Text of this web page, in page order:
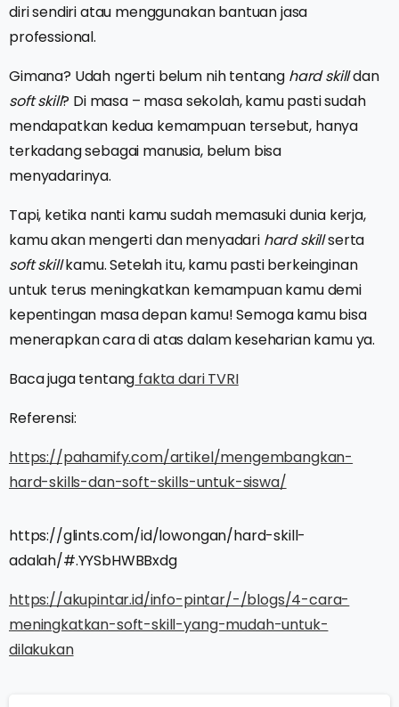
diri sendiri atau menggunakan bantuan jasa
professional.
Gimana? Udah ngerti belum nih tentang hard skilldan
soft skill? Di masa – masa sekolah, kamu pasti sudah
mendapatkan kedua kemampuan tersebut, hanya
terkadang sebagai manusia, belum bisa
menyadarinya.
Tapi, ketika nanti kamu sudah memasuki dunia kerja,
kamu akan mengerti dan menyadari hard skillserta
soft skillkamu. Setelah itu, kamu pasti berkeinginan
untuk terus meningkatkan kemampuan kamu demi
kepentingan masa depan kamu! Semoga kamu bisa
menerapkan cara di atas dalam keseharian kamu ya.
Baca juga tentang fakta dari TVRI
Referensi:
https://pahamify.com/artikel/mengembangkan-
hard-skills-dan-soft-skills-untuk-siswa/
https://glints.com/id/lowongan/hard-skill-
adalah/#.YYSbHWBBxdg
https://akupintar.id/info-pintar/-/blogs/4-cara-
meningkatkan-soft-skill-yang-mudah-untuk-
dilakukan